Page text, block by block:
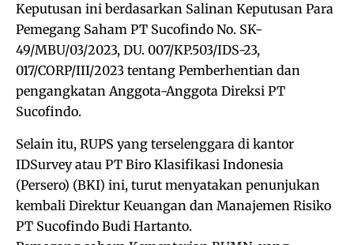
Keputusan ini berdasarkan Salinan Keputusan Para
Pemegang Saham PT Sucofindo No. SK-
49/MBU/03/2023, DU. 007/KP.503/IDS-23,
017/CORP/III/2023 tentang Pemberhentian dan
pengangkatan Anggota-Anggota Direksi PT
Sucofindo.
Selain itu, RUPS yang terselenggara di kantor
IDSurvey atau PT Biro Klasifikasi Indonesia
(Persero) (BKI) ini, turut menyatakan penunjukan
kembali Direktur Keuangan dan Manajemen Risiko
PT Sucofindo Budi Hartanto.